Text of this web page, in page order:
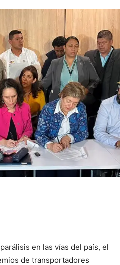
en las vías del país, el
de transportadores